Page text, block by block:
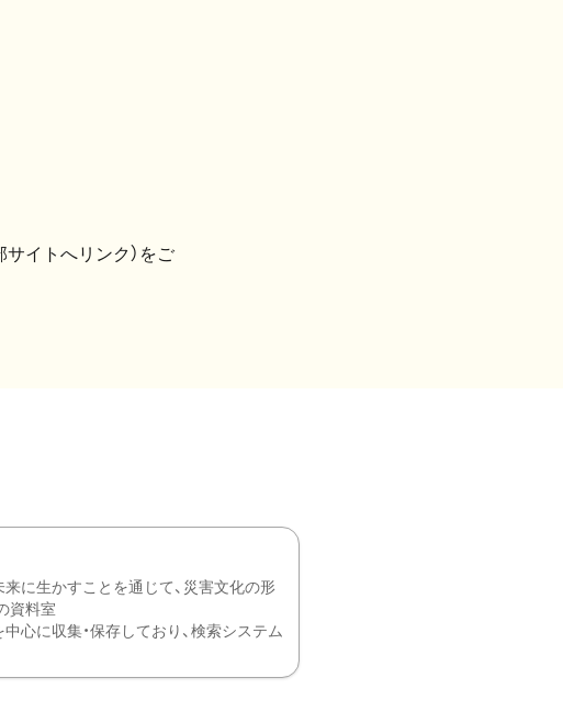
サイトへリンク）をご
来に生かすことを通じて、災害文化の形
資料室
心に収集・保存しており、検索システム